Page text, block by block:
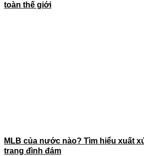
toàn thế giới
MLB của nước nào? Tìm hiểu xuất
trang đình đám